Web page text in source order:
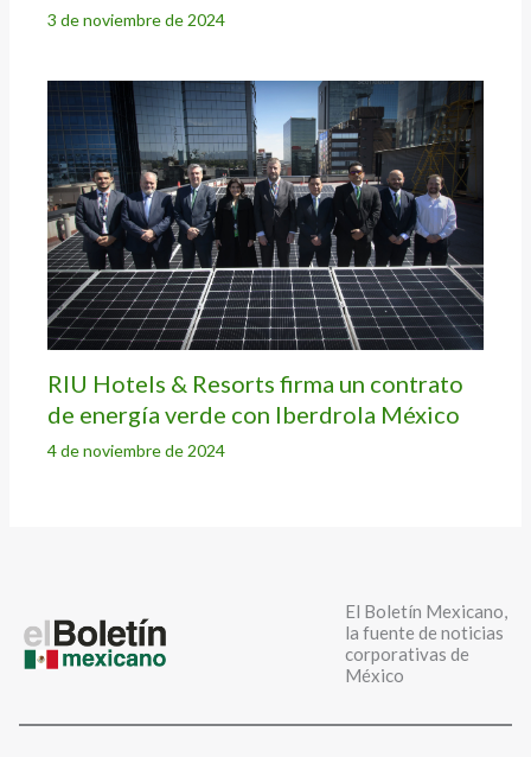
3 de noviembre de 2024
RIU Hotels & Resorts firma un contrato
de energía verde con Iberdrola México
4 de noviembre de 2024
El Boletín Mexicano,
la fuente de noticias
corporativas de
México